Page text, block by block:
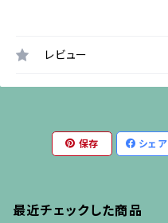
レビュー
保存 シェア
最近チェックした商品